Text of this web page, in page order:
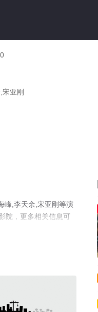
亚刚
峰,李天余,宋亚刚等演
院，更多相关信息可